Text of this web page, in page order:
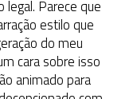
Parece que
estilo que
do meu
cara sobre isso
animado para